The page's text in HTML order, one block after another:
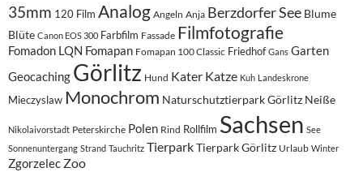
35mm 120 Film Analog Angeln Anja Berzdorfer See Blume
Blüte Canon EOS 300 Farbfilm Fassade Filmfotografie
Fomadon LQN Fomapan Fomapan 100 Classic Friedhof Gans Garten
Geocaching Görlitz Hund Kater Katze Kuh Landeskrone
Mieczyslaw Monochrom Naturschutztierpark Görlitz Neiße
Nikolaivorstadt Peterskirche Polen Rind Rollfilm Sachsen See
Sonnenuntergang Strand Tauchritz TierparkTierpark Görlitz Urlaub Winter
Zgorzelec Zoo